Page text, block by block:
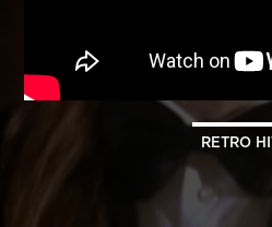
HITS – 96.5
HITS
RETRO